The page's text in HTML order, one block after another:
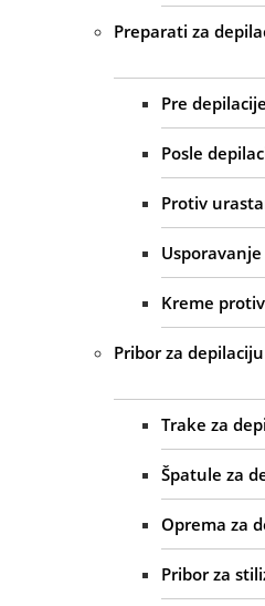
Preparati za
Pre depilacije
Posle
Protiv
Kreme
Pribor za depilaciju
Trake za
Špatule za
Oprema za
Pribor za